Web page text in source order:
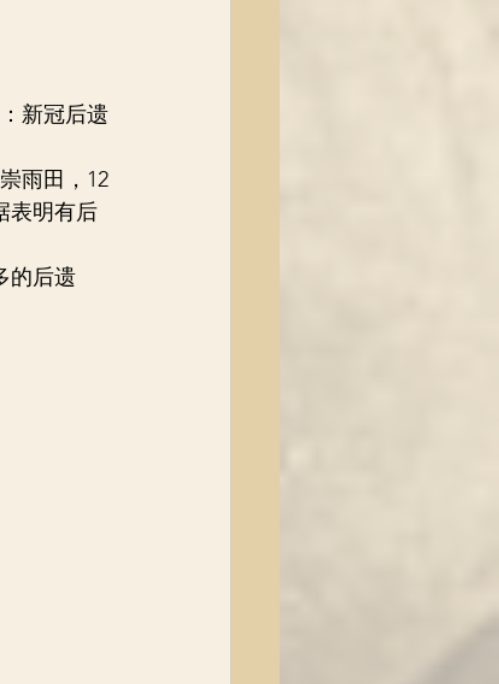
新冠后遗
雨田，12
表明有后
的后遗